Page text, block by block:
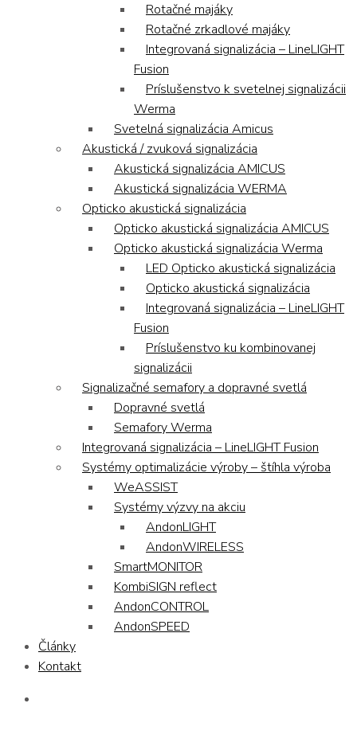
Rotačné majáky
Rotačné zrkadlové majáky
Integrovaná signalizácia – LineLIGHT
Fusion
Príslušenstvo k svetelnej signalizácii
Werma
Svetelná signalizácia Amicus
Akustická / zvuková signalizácia
Akustická signalizácia AMICUS
Akustická signalizácia WERMA
Opticko akustická signalizácia
Opticko akustická signalizácia AMICUS
Opticko akustická signalizácia Werma
LED Opticko akustická signalizácia
Opticko akustická signalizácia
Integrovaná signalizácia – LineLIGHT
Fusion
Príslušenstvo ku kombinovanej
signalizácii
Signalizačné semafory a dopravné svetlá
Dopravné svetlá
Semafory Werma
Integrovaná signalizácia – LineLIGHT Fusion
Systémy optimalizácie výroby – štíhla výroba
WeASSIST
Systémy výzvy na akciu
AndonLIGHT
AndonWIRELESS
SmartMONITOR
KombiSIGN reflect
AndonCONTROL
AndonSPEED
Články
Kontakt